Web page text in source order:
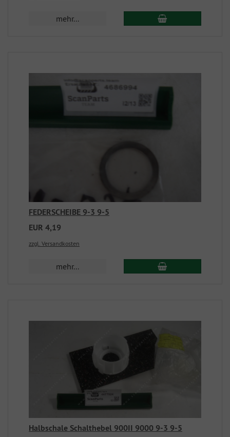
mehr...
FEDERSCHEIBE 9-3 9-5
EUR 4,19
zzgl. Versandkosten
mehr...
Halbschale Schalthebel 900II 9000 9-3 9-5